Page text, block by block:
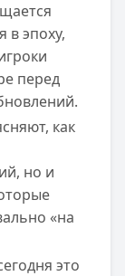
в эпоху,
перед
как
но и
«на
это